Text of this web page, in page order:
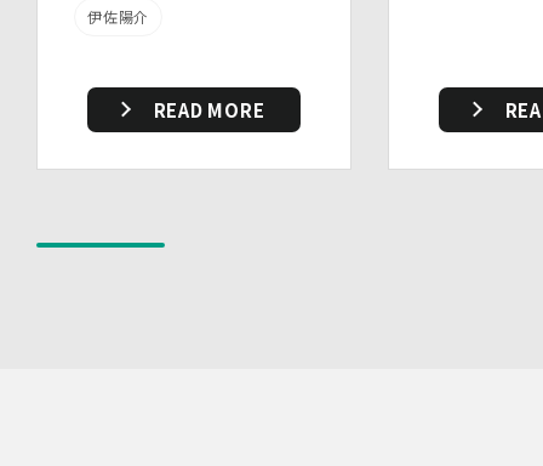
す。
・事務所内外の移動を含め、個人情報を取り扱う機器、電
子媒体及び書類等を持ち運ぶ場合、容易に個人情報が判明
しないよう措置を実施いたします。
伊佐陽介
READ MORE